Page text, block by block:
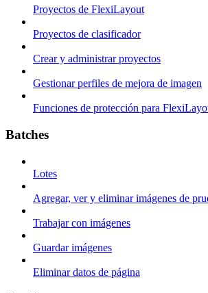
Proyectos de FlexiLayout
Proyectos de clasificador
Crear y administrar proyectos
Gestionar perfiles de mejora de imagen
Funciones de protección para
Batches
Lotes
Agregar, ver y eliminar imágenes de
Trabajar con imágenes
Guardar imágenes
Eliminar datos de página